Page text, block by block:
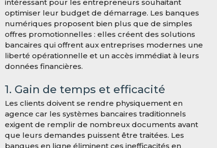
intéressant pour les entrepreneurs souhaitant
optimiser leur budget de démarrage. Les banques
numériques proposent bien plus que de simples
offres promotionnelles : elles créent des solutions
bancaires qui offrent aux entreprises modernes une
liberté opérationnelle et un accès immédiat à leurs
données financières.
1. Gain de temps et efficacité
Les clients doivent se rendre physiquement en
agence car les systèmes bancaires traditionnels
exigent de remplir de nombreux documents avant
que leurs demandes puissent être traitées. Les
banques en ligne éliminent ces inefficacités en